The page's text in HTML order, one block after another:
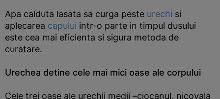
Apa calduta lasata sa curga peste urechi si
aplecarea capului intr-o parte in timpul dusului
este cea mai eficienta si sigura metoda de
curatare.
Urechea detine cele mai mici oase ale corpului
Cele trei oase ale urechii medii –ciocanul, nicovala